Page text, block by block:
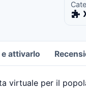
attivarlo
virtuale per il